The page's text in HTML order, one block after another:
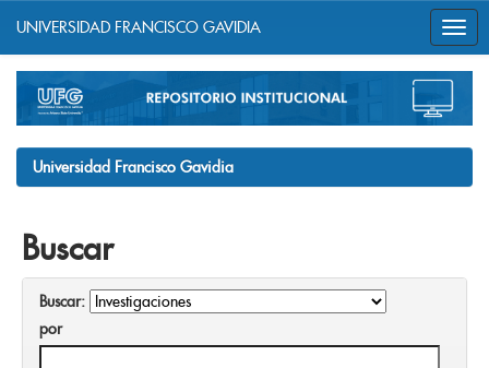
navigation
UNIVERSIDAD FRANCISCO GAVIDIA
Universidad Francisco Gavidia
Buscar
Buscar:
por